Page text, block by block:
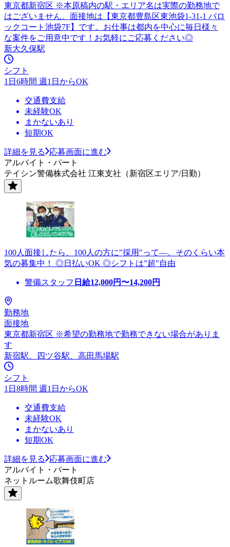
東京都新宿区 ※本原稿内の駅・エリア名は実際の勤務地で
はございません。面接地は【東京都豊島区東池袋1-31-1 バロ
ックコート池袋7F】です。お仕事は都内を中心に毎日様々
な案件をご用意中です！お気軽にご応募ください◎
新大久保駅
シフト
1日6時間 週1日からOK
交通費支給
未経験OK
まかないあり
短期OK
詳細を見る
応募画面に進む
アルバイト・パート
テイシン警備株式会社 江東支社（新宿区エリア/日勤）
100人面接したら、100人の方に"採用"って―。そのくらい本
気の募集中！ ◎日払いOK ◎シフトは”超"自由
警備スタッフ 日給12,000円〜14,200円
勤務地
面接地
東京都新宿区 ※希望の勤務地で勤務できない場合がありま
す
新宿駅、四ツ谷駅、高田馬場駅
シフト
1日8時間 週1日からOK
交通費支給
未経験OK
まかないあり
短期OK
詳細を見る
応募画面に進む
アルバイト・パート
ネットルーム歌舞伎町店